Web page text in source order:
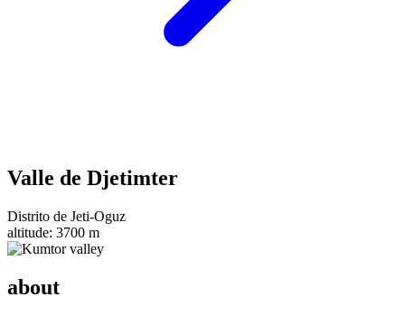
Valle de Djetimter
Distrito de Jeti-Oguz
altitude: 3700 m
about